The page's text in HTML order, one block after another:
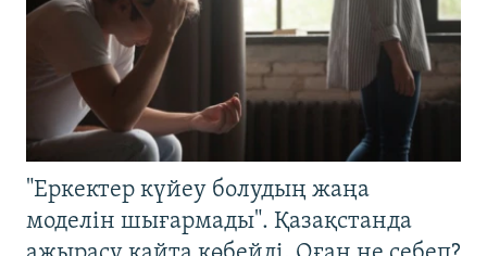
"Еркектер күйеу болудың жаңа
моделін шығармады". Қазақстанда